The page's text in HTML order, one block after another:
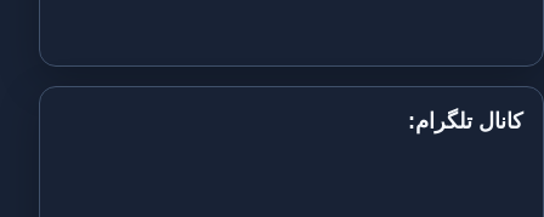
کانال تلگرام: